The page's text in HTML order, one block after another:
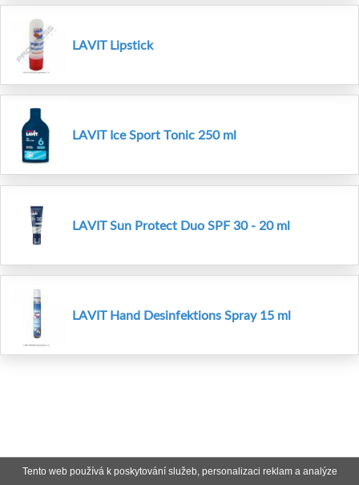
Tento web používá k poskytování služeb, personalizaci reklam a analýze
LAVIT Lipstick
LAVIT Ice Sport Tonic 250 ml
LAVIT Sun Protect Duo SPF 30 - 20 ml
LAVIT Hand Desinfektions Spray 15 ml